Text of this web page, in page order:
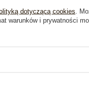
dotyczącą cookies .
warunków i prywatności